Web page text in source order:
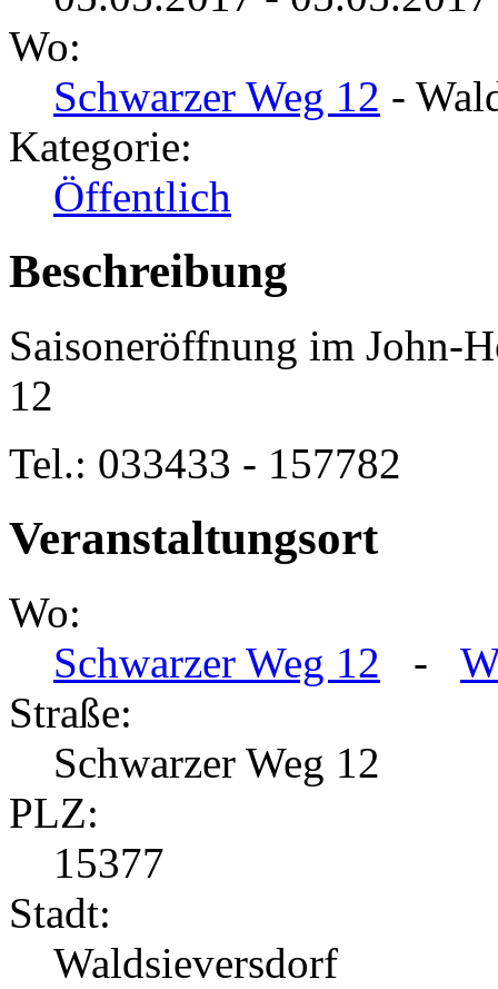
Wo:
Schwarzer Weg 12 -
Kategorie:
Öffentlich
Beschreibung
Saisoneröffnung im John-
12
Tel.: 033433 - 157782
Veranstaltungsort
Wo:
Schwarzer Weg 12 -
Straße:
Schwarzer Weg 12
PLZ:
15377
Stadt:
Waldsieversdorf